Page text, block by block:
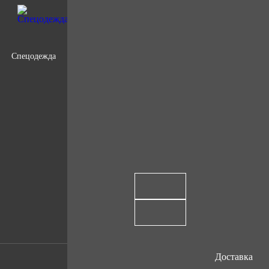
Спецодежда
Доставка